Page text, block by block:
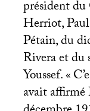
président du
Herriot,
Pétain, du
Rivera et
Youssef. «
avait